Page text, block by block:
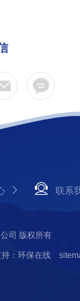
联系
司 版权所有
：环保在线